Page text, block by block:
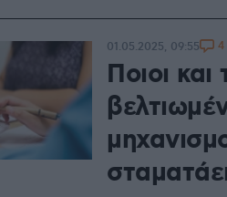
Ποιοι
01.05.2025, 09:55 4